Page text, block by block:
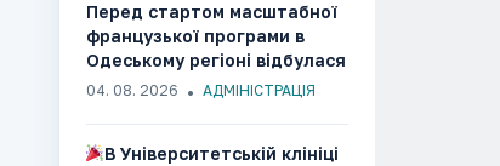
соціальних ініціатив
Перед стартом масштабної
французької програми в
Одеському регіоні відбулася
ознайомча зустріч із
04. 08. 2026 АДМІНІСТРАЦІЯ
В Університетській клініці